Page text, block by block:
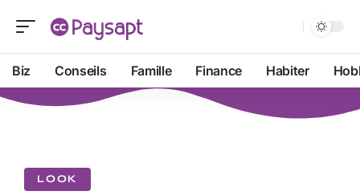
Biz Conseils Famille Finance Habiter
LOOK